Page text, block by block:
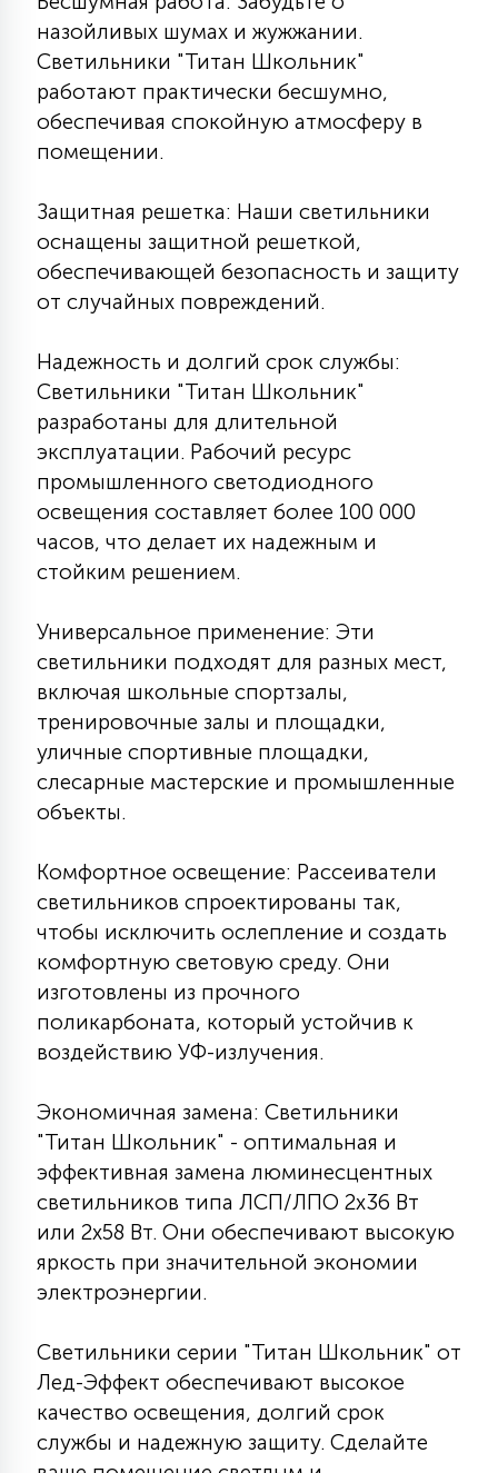
С УПРАВЛЕНИЕМ
АКСЕССУАРЫ
назойливых шумах и жужжании.
Светильники "Титан Школьник"
работают практически бесшумно,
обеспечивая спокойную атмосферу в
помещении.
Защитная решетка: Наши светильники
оснащены защитной решеткой,
обеспечивающей безопасность и защиту
от случайных повреждений.
Надежность и долгий срок службы:
Светильники "Титан Школьник"
разработаны для длительной
эксплуатации. Рабочий ресурс
промышленного светодиодного
освещения составляет более 100 000
часов, что делает их надежным и
стойким решением.
Универсальное применение: Эти
светильники подходят для разных мест,
включая школьные спортзалы,
тренировочные залы и площадки,
уличные спортивные площадки,
слесарные мастерские и промышленные
объекты.
Комфортное освещение: Рассеиватели
светильников спроектированы так,
чтобы исключить ослепление и создать
комфортную световую среду. Они
изготовлены из прочного
поликарбоната, который устойчив к
воздействию УФ-излучения.
Экономичная замена: Светильники
"Титан Школьник" - оптимальная и
эффективная замена люминесцентных
светильников типа ЛСП/ЛПО 2х36 Вт
или 2х58 Вт. Они обеспечивают высокую
яркость при значительной экономии
электроэнергии.
Светильники серии "Титан Школьник" от
Лед-Эффект обеспечивают высокое
качество освещения, долгий срок
службы и надежную защиту. Сделайте